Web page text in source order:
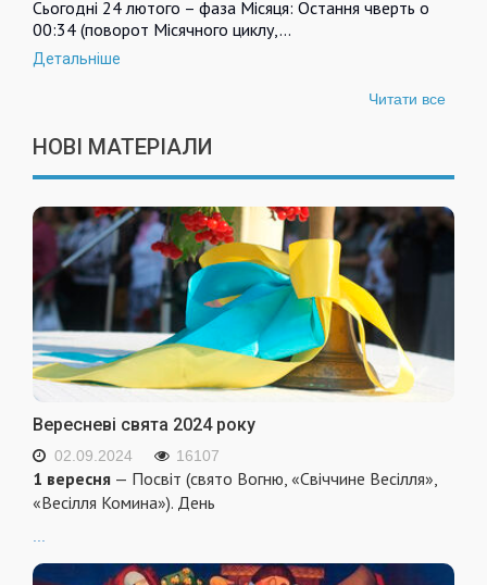
Сьогодні 24 лютого – фаза Місяця: Остання чверть о
00:34 (поворот Місячного циклу,…
Детальніше
Читати все
НОВІ МАТЕРІАЛИ
Вересневі свята 2024 року
02.09.2024 16107
1 вересня — Посвіт (свято Вогню, «Свіччине Весілля»,
«Весілля Комина»). День
...